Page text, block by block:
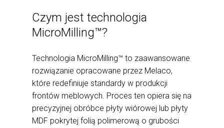
Czym jest technologia
MicroMilling™?
Technologia MicroMilling™ to zaawansowane
rozwiązanie opracowane przez Melaco,
które redefiniuje standardy w produkcji
frontów meblowych. Proces ten opiera się na
precyzyjnej obróbce płyty wiórowej lub płyty
MDF pokrytej folią polimerową o grubości